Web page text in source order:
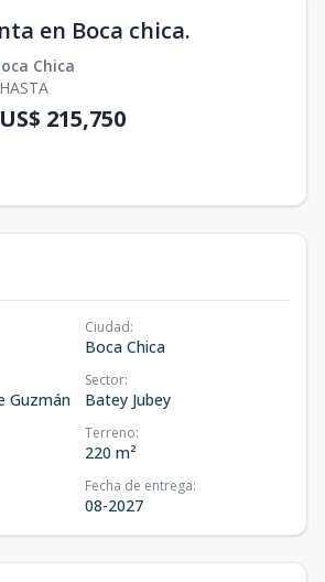
en Boca chica.
Chica
HASTA
US$ 215,750
Ciudad:
Boca Chica
Guzmán
Sector:
Batey Jubey
Terreno:
220 m²
Fecha de entrega:
08-2027